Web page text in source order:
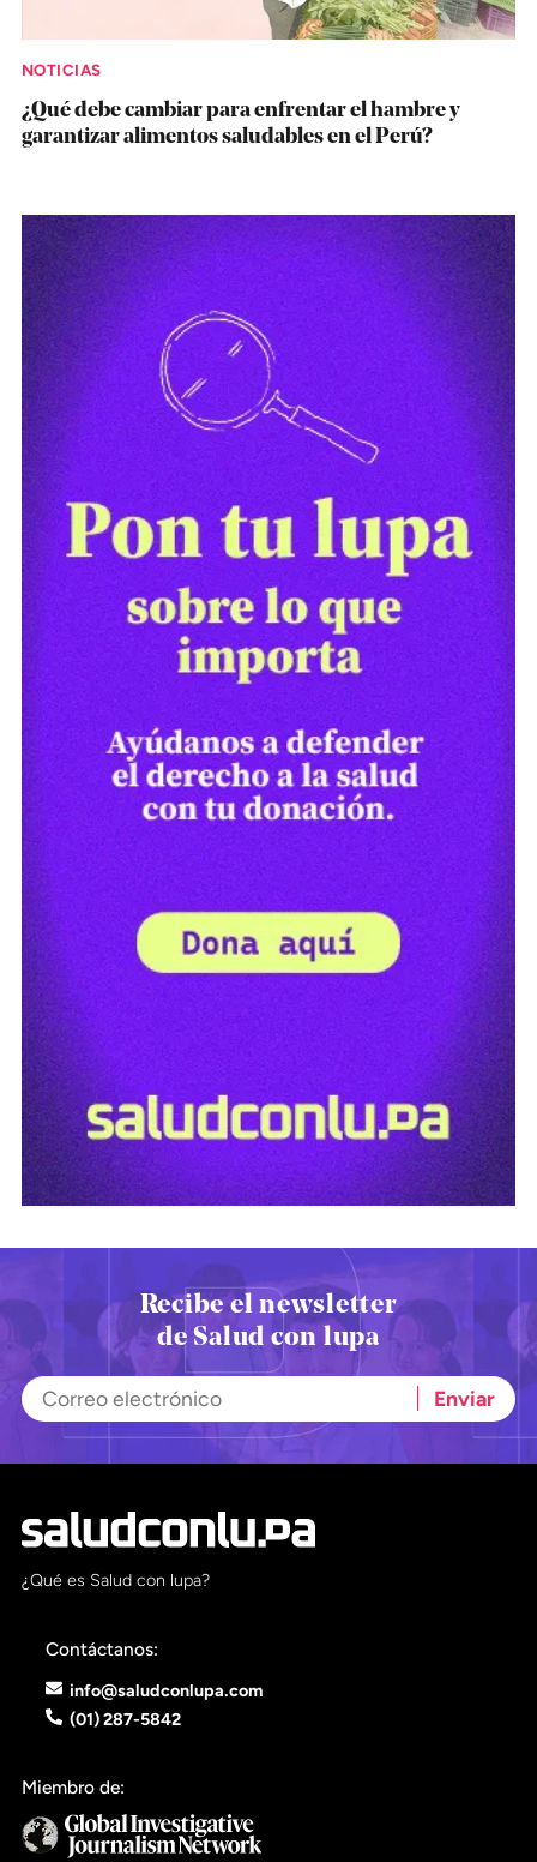
NOTICIAS
¿Qué debe cambiar para enfrentar el hambre y
garantizar alimentos saludables en el Perú?
Recibe el newsletter
de Salud con lupa
¿Qué es Salud con lupa?
Contáctanos:
info@saludconlupa.com
(01) 287-5842
Miembro de: